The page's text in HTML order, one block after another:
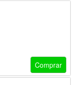
Comprar